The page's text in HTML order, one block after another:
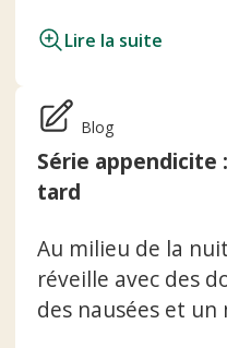
Lire la suite
Blog
Série appendicite
tard
Au milieu de la
réveille avec des
des nausées et un